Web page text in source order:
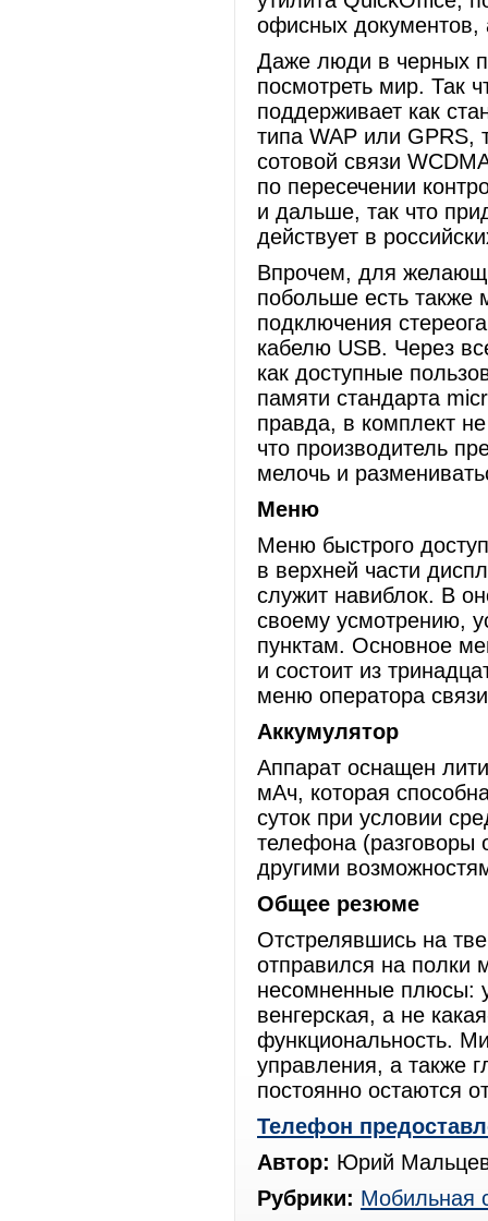
офисных документов,
Даже люди в черных
посмотреть мир. Так
поддерживает как
типа WAP или GPRS,
сотовой связи
по пересечении
и дальше, так что
действует в
Впрочем, для
побольше есть также
подключения
кабелю USB. Через
как доступные
памяти стандарта
правда, в комплект
что производитель
мелочь и
Меню
Меню быстрого
в верхней части
служит навиблок. В
своему усмотрению,
пунктам. Основное
и состоит из
меню оператора
Аккумулятор
Аппарат оснащен
мАч, которая
суток при условии
телефона (разговоры
другими
Общее резюме
Отстрелявшись на
отправился на полки
несомненные плюсы:
венгерская, а не
функциональность.
управления, а также
постоянно остаются
Телефон
Автор: Юрий
Рубрики: Мобильная